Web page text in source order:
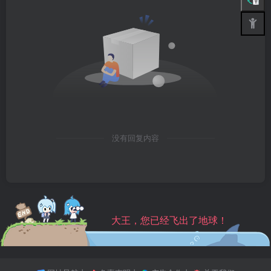
没有回复内容
大王，您已经飞出了地球！